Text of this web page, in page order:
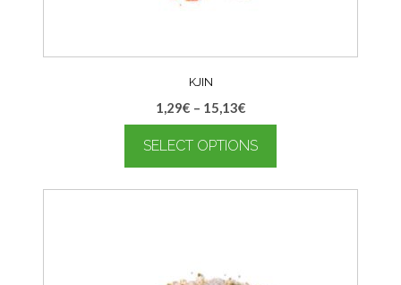
KJIN
1,29€ – 15,13€
SELECT OPTIONS